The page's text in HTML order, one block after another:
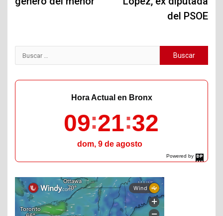
del PSOE
Buscar:
Powered by
DaysPedia.com
Hora Actual en Bronx
09 21 33
dom, 9 de agosto